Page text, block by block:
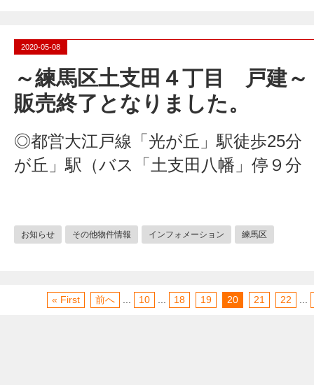
2020-05-08
～練馬区土支田４丁目 戸建
販売終了となりました。
◎都営大江戸線「光が丘」駅徒歩25
が丘」駅（バス「土支田八幡」停９
お知らせ その他物件情報 インフォメーション 練馬区
« First 前へ 10 18 19 20 21 22